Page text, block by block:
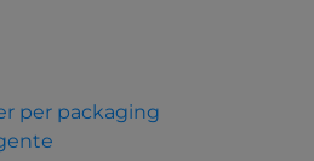
per packaging